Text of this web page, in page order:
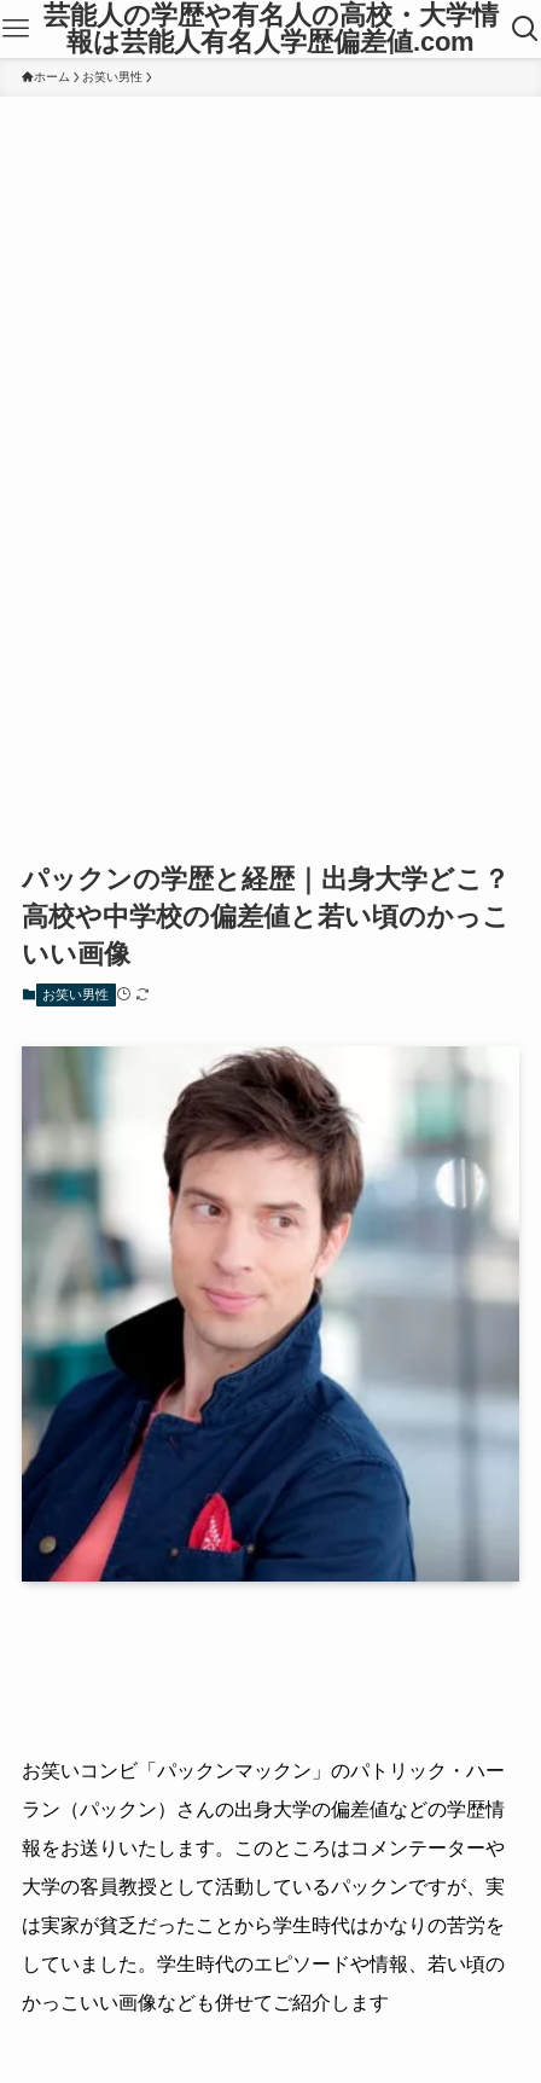
芸能人の学歴や有名人の高校・大学情
報は芸能人有名人学歴偏差値.com
ホーム お笑い男性
パックンの学歴と経歴｜出身大学どこ？
高校や中学校の偏差値と若い頃のかっこ
いい画像
お笑い男性
お笑いコンビ「パックンマックン」のパトリック・ハー
ラン（パックン）さんの出身大学の偏差値などの学歴情
報をお送りいたします。このところはコメンテーターや
大学の客員教授として活動しているパックンですが、実
は実家が貧乏だったことから学生時代はかなりの苦労を
していました。学生時代のエピソードや情報、若い頃の
かっこいい画像なども併せてご紹介します